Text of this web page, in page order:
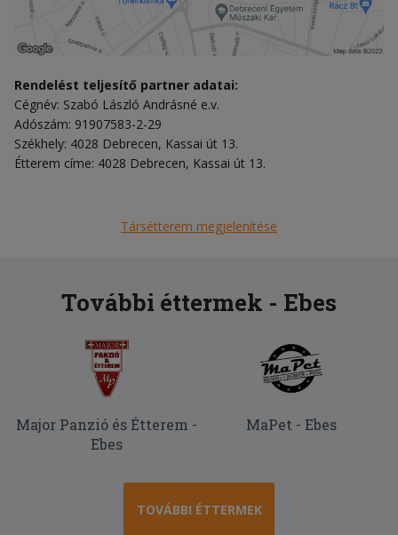
Rendelést teljesítő partner adatai:
Cégnév: Szabó László Andrásné e.v.
Adószám: 91907583-2-29
Székhely: 4028 Debrecen, Kassai út 13.
Étterem címe: 4028 Debrecen, Kassai út 13.
Társétterem megjelenítése
További éttermek - Ebes
Major Panzió és Étterem -
Ebes
MaPet - Ebes
TOVÁBBI ÉTTERMEK